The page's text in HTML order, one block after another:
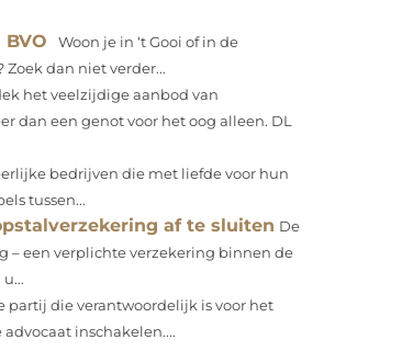
Woon je in ‘t Gooi of in de
dan niet verder...
het veelzijdige aanbod van
dan een genot voor het oog alleen. DL
bedrijven die met liefde voor hun
tussen...
af te sluiten De
– een verplichte verzekering binnen de
partij die verantwoordelijk is voor het
inschakelen....